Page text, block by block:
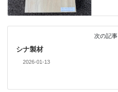
次の記事
シナ製材
2026-01-13